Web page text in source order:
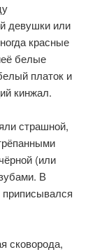
девушки или
красные
белые
платок и
кинжал.
страшной,
(или
В
приписывался
сковорода,